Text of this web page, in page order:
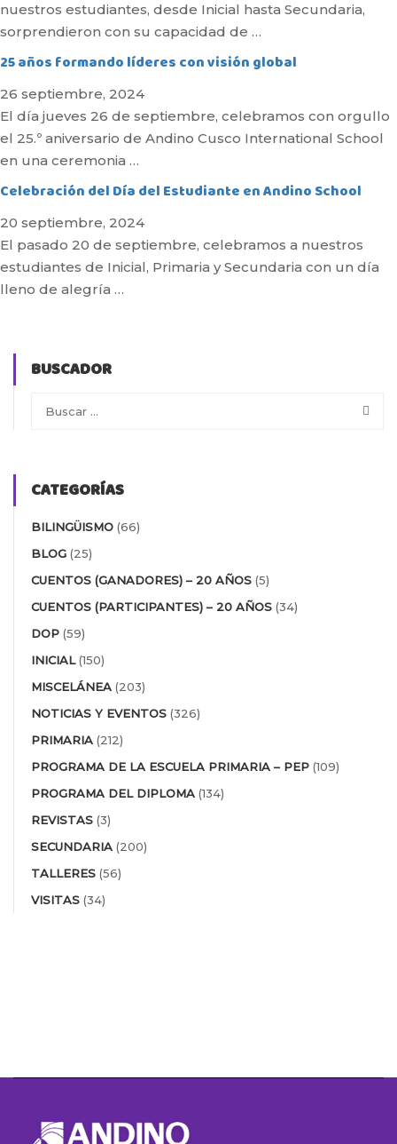
nuestros estudiantes, desde Inicial hasta Secundaria,
sorprendieron con su capacidad de …
25 años formando líderes con visión global
26 septiembre, 2024
El día jueves 26 de septiembre, celebramos con orgullo
el 25.º aniversario de Andino Cusco International School
en una ceremonia …
Celebración del Día del Estudiante en Andino School
20 septiembre, 2024
El pasado 20 de septiembre, celebramos a nuestros
estudiantes de Inicial, Primaria y Secundaria con un día
lleno de alegría …
BUSCADOR
CATEGORÍAS
BILINGÜISMO (66)
BLOG (25)
CUENTOS (GANADORES) – 20 AÑOS (5)
CUENTOS (PARTICIPANTES) – 20 AÑOS (34)
DOP (59)
INICIAL(150)
MISCELÁNEA (203)
NOTICIAS Y EVENTOS (326)
PRIMARIA (212)
PROGRAMA DE LA ESCUELA PRIMARIA – PEP (109)
PROGRAMA DEL DIPLOMA (134)
REVISTAS (3)
SECUNDARIA (200)
TALLERES (56)
VISITAS (34)